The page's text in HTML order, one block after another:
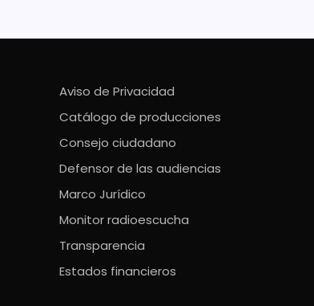
Aviso de Privacidad
Catálogo de producciones
Consejo ciudadano
Defensor de las audiencias
Marco Jurídico
Monitor radioescucha
Transparencia
Estados financieros